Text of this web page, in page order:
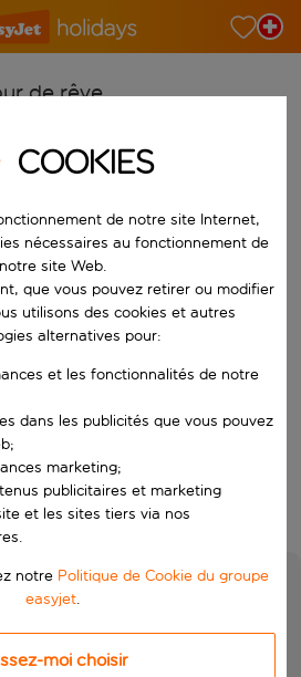
de rêve
la saisie automatique. Lorsque les
la saisie automatique. Lorsque les
Rechercher
COOKIES
de notre site Internet,
nécessaires au fonctionnement de
notre site Web.
que vous pouvez retirer ou modifier
utilisons des cookies et autres
alternatives pour:
et les fonctionnalités de notre
dans les publicités que vous pouvez
marketing;
publicitaires et marketing
et les sites tiers via nos
notre Politique de Cookie du groupe
easyjet.
moi choisir